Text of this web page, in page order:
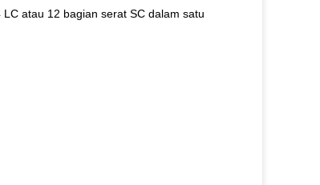
atau 12 bagian serat SC dalam satu